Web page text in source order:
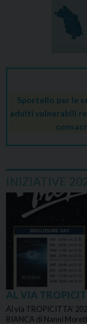
Sportello per le
adulti vulnerabili
INIZIATIVE
AL VIA
Al via TROPICITTA’
BIANCA di Nanni